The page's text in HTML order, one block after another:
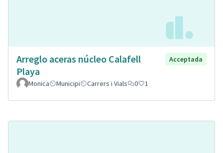
Arreglo aceras núcleo Calafell
Playa
Acceptada
Monica Municipi Carrers i Vials 0 1